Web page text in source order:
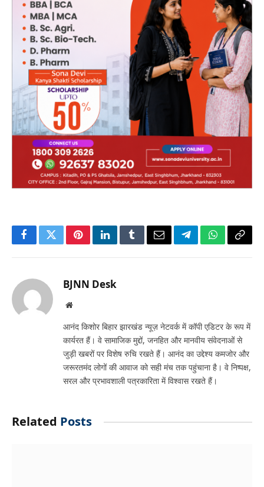
FacebookTwitterPinterestLinkedInTumblrEmailTelegramWhatsApp
Copy
BJNN Desk
Website
आनंद किशोर बिहार झारखंड न्यूज़ नेटवर्क में कॉपी एडिटर के रूप में
कार्यरत हैं। वे सामाजिक मुद्दों, जनहित और मानवीय संवेदनाओं से
जुड़ी खबरों पर विशेष रुचि रखते हैं। आनंद का उद्देश्य कमजोर और
जरूरतमंद लोगों की आवाज को सही मंच तक पहुंचाना है। वे निष्पक्ष,
सरल और प्रभावशाली पत्रकारिता में विश्वास रखते हैं।
Related Posts